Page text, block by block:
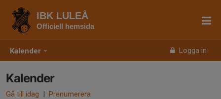
Kalender Logga in
IBK LULEÅ
Officiell hemsida
Kalender
Gå till idag | Prenumerera